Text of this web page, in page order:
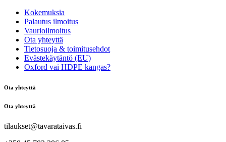
Kokemuksia
Palautus ilmoitus
Vaurioilmoitus
Ota yhteyttä
Tietosuoja & toimitusehdot
Evästekäytäntö (EU)
Oxford vai HDPE kangas?
Ota yhteyttä
Ota yhteyttä
tilaukset@tavarataivas.fi